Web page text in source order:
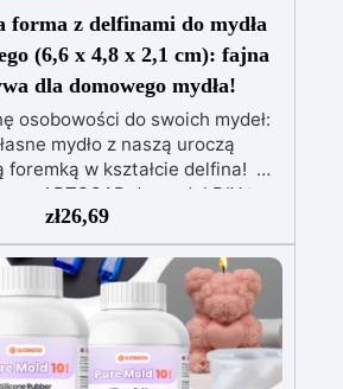
użyciu.
forma z delfinami do mydła
(6,6 x 4,8 x 2,1 cm): fajna
dla domowego mydła!
osobowości do swoich mydeł:
mydło z naszą uroczą
foremką w kształcie delfina!
ARTSOAP do mydeł DIY to
dzięki któremu możesz
kreatywność i wejść do świata
mydła. Te formy do mydła,
jakości materiałów, dają
stworzenia unikalnych,
mydeł, podkreślających
Stwórz dekorowaną kostkę
zł26,69